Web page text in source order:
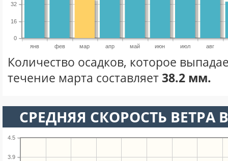
янв фев мар апр май июн июл авг
0
16
32
Количество осадков, которое
течение марта составляет38.2 мм.
СРЕДНЯЯ СКОРОСТЬ ВЕТРА
3.9
4.5